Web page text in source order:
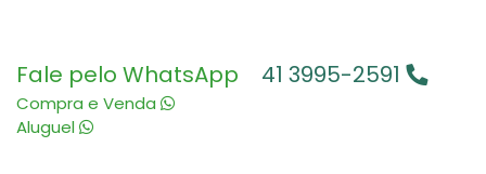
Fale pelo WhatsApp
Compra e Venda
Aluguel
41 3995-2591